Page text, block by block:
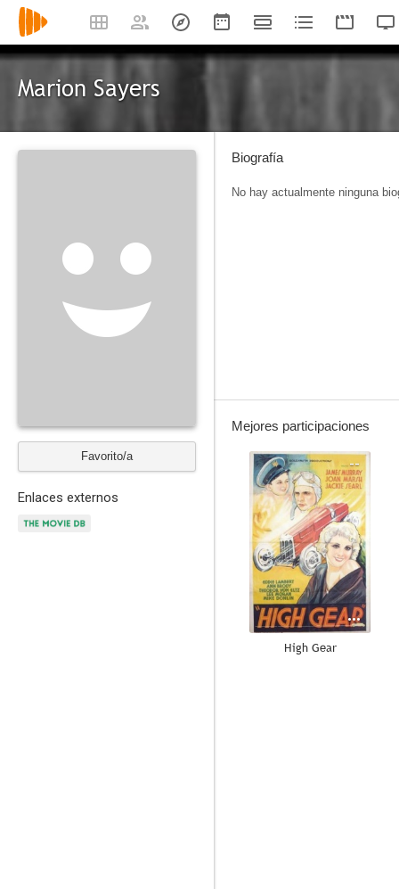
Marion Sayers
Favorito/a
Enlaces externos
Biografía
No hay actualmente ninguna
Mejores participaciones
--
High Gear